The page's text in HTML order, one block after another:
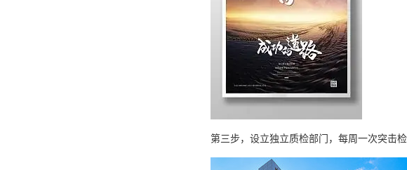
第三步，设立独立质检部门，每周一次突击